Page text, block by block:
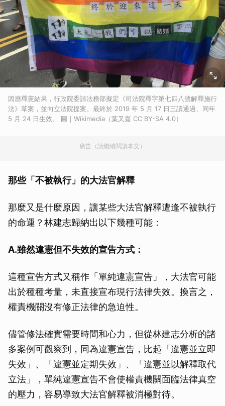
因應釋憲結果，行政院委請法務部擬定《司法院釋字第七四八號解釋施行
法》草案，並向立法院提案。最終於 2019 年 5 月 17 日三讀通過、同年
5 月 24 日生效。 圖｜Wikimedia（葉又嘉 CC BY-SA 4.0）
廣告（請繼續閱讀本文）
那些「不被執行」的大法官解釋
那麼又是什麼原因，讓某些大法官解釋遭逢不被執行
的命運？林建志歸納出以下幾種可能：
A.雖然違憲但不失效的宣告方式：
這種宣告方式又稱作「單純違憲宣告」，大法官可能
出於種種考量，未直接宣布現行法律失效。換言之，
權責機關沒有修正法律的急迫性。
儘管修法確實需要時間和心力，但從林建志分析的諸
多案例可觀察到，同為違憲宣告，比起「違憲並立即
失效」、「違憲並定期失效」、「違憲並以解釋取代
立法」，單純違憲宣告不會使權責機關面臨法律真空
的壓力，容易導致大法官解釋被消極對待。